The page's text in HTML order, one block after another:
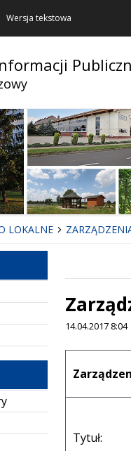
Wersja tekstowa
LOKALNE
14.04.2017 8:04
Tytuł: